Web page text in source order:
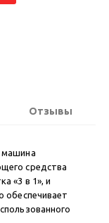
Отзывы
машина
средства
«3 в 1», и
обеспечивает